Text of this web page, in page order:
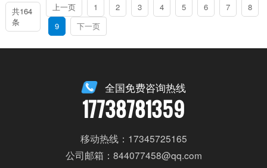
共164
条
上一页 1 2 3 4 5 6 7
8
9
下一页
全国免费咨询热线
17738781359
移动热线：17345725165
公司邮箱：844077458@qq.com